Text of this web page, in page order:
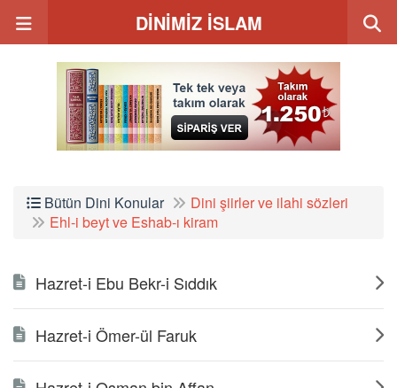
DİNİMİZ İSLAM
Bütün Dini Konular
Dini şiirler ve ilahi sözleri
Ehl-i beyt ve Eshab-ı kiram
Hazret-i Ebu Bekr-i Sıddık
Hazret-i Ömer-ül Faruk